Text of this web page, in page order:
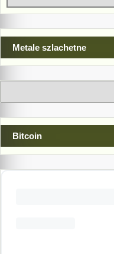
Metale szlachetne
Bitcoin